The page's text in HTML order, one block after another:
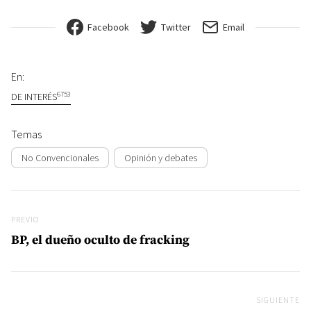
Facebook Twitter Email
En:
DE INTERÉS6753
Temas
No Convencionales Opinión y debates
Previo
PREVIO
BP, el dueño oculto de fracking
SIGUIENTE